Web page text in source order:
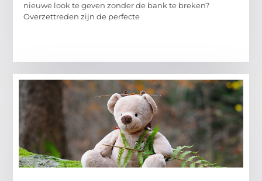
nieuwe look te geven zonder de bank te breken?
Overzettreden zijn de perfecte